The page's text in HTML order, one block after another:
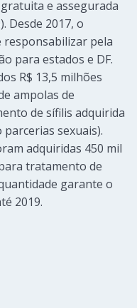
e assegurada
Desde 2017, o
responsabilizar pela
para estados e DF.
R$ 13,5 milhões
ampolas de
de sífilis adquirida
sexuais).
adquiridas 450 mil
tratamento de
garante o
2019.